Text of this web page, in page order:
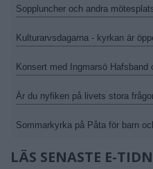
Soppluncher och andra
Kulturarvsdagarna - kyrkan är
Konsert med Ingmarsö Hafsband
Är du nyfiken på livets stora
Sommarkyrka på Påta för barn
LÄS SENASTE E-